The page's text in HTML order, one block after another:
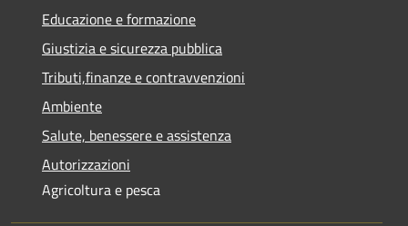
Educazione e formazione
Giustizia e sicurezza pubblica
Tributi,finanze e contravvenzioni
Ambiente
Salute, benessere e assistenza
Autorizzazioni
Agricoltura e pesca